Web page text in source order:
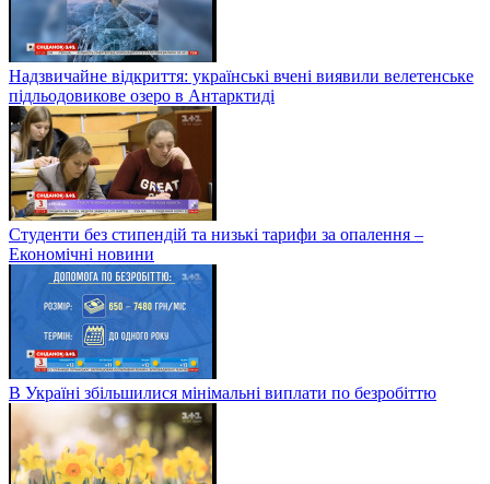
Надзвичайне відкриття: українські вчені виявили велетенське
підльодовикове озеро в Антарктиді
Студенти без стипендій та низькі тарифи за опалення –
Економічні новини
В Україні збільшилися мінімальні виплати по безробіттю